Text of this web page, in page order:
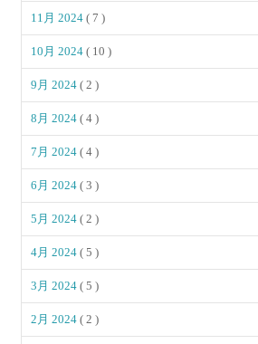
11月 2024( 7 )
10月 2024( 10 )
9月 2024( 2 )
8月 2024( 4 )
7月 2024( 4 )
6月 2024( 3 )
5月 2024( 2 )
4月 2024( 5 )
3月 2024( 5 )
2月 2024( 2 )